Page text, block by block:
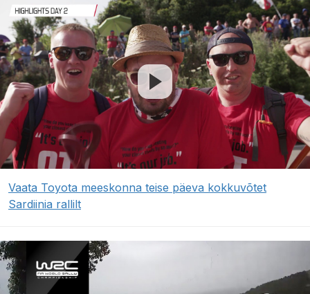
Vaata Toyota meeskonna teise päeva kokkuvõtet
Sardiinia rallilt